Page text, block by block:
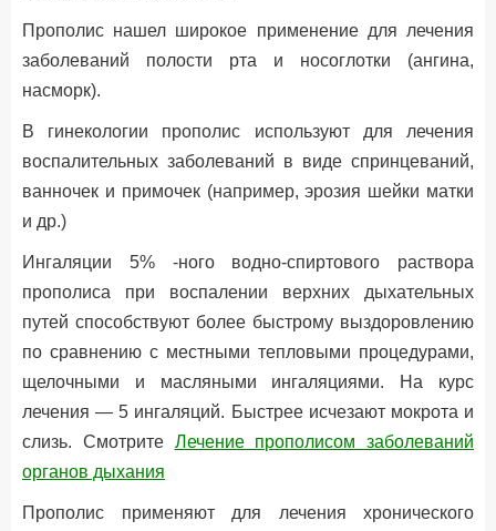
Прополис нашел широкое применение для лечения
заболеваний полости рта и носоглотки (ангина,
насморк).
В гинекологии прополис используют для лечения
воспалительных заболеваний в виде спринцеваний,
ванночек и примочек (например, эрозия шейки матки
и др.)
Ингаляции 5% -ного водно-спиртового раствора
прополиса при воспалении верхних дыхательных
путей способствуют более быстрому выздоровлению
по сравнению с местными тепловыми процедурами,
щелочными и масляными ингаляциями. На курс
лечения — 5 ингаляций. Быстрее исчезают мокрота и
слизь. Смотрите Лечение прополисом заболеваний
органов дыхания
Прополис применяют для лечения хронического